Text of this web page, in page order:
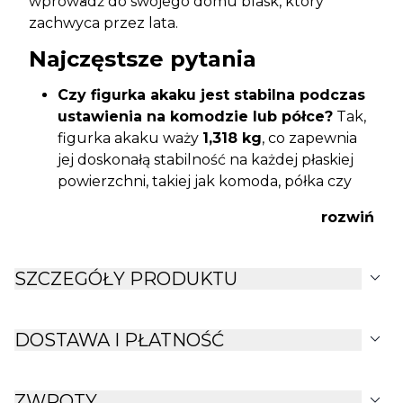
zachwyca przez lata.
Najczęstsze pytania
Czy figurka akaku jest stabilna podczas
ustawienia na komodzie lub półce? Tak,
figurka akaku waży 1,318 kg, co zapewnia
jej doskonałą stabilność na każdej płaskiej
powierzchni, takiej jak komoda, półka czy
Czy złoty odcień figurki akaku to żółte
utrzymana jest w ciepłym, klasycznym
złotym odcieniu z wysokim metalicznym
zarówno z ciepłymi, jak i chłodniejszymi
wykończenie figurki akaku?
rozwiń
SZCZEGÓŁY PRODUKTU expand_more
DOSTAWA I PŁATNOŚĆ expand_more